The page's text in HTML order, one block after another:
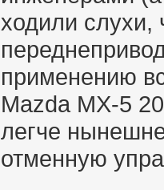
ходили слухи,
применению
Mazda MX-5
легче
отменную